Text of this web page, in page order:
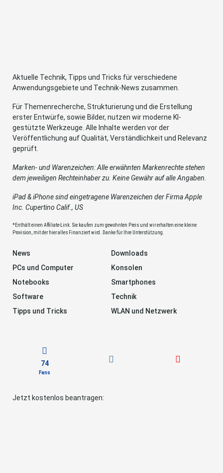
Aktuelle Technik, Tipps und Tricks für verschiedene
Anwendungsgebiete und Technik-News zusammen.
Für Themenrecherche, Strukturierung und die Erstellung
erster Entwürfe, sowie Bilder, nutzen wir moderne KI-
gestützte Werkzeuge. Alle Inhalte werden vor der
Veröffentlichung auf Qualität, Verständlichkeit und Relevanz
geprüft.
Marken- und Warenzeichen: Alle erwähnten Markenrechte stehen
dem jeweiligen Rechteinhaber zu. Keine Gewähr auf alle Angaben.
iPad & iPhone sind eingetragene Warenzeichen der Firma Apple
Inc. Cupertino Calif., US
*Enthält einen Affiliate-Link. Sie kaufen zum gewohnten Preis und wir erhalten eine kleine
Provision, mit der hier alles Finanziert wird. Danke für Ihre Unterstützung.
News
Downloads
PCs und Computer
Konsolen
Notebooks
Smartphones
Software
Technik
Tipps und Tricks
WLAN und Netzwerk
74
Fans
Jetzt kostenlos beantragen: